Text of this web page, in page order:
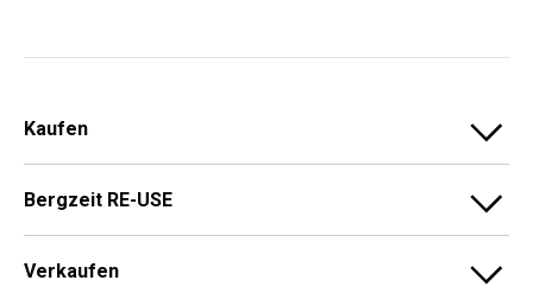
Kaufen
Bergzeit RE-USE
Verkaufen